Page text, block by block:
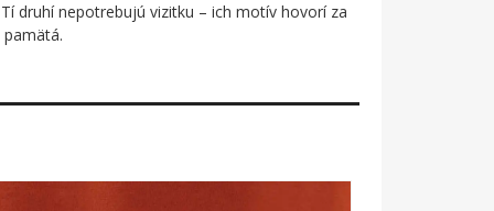
druhí nepotrebujú vizitku – ich motív hovorí za